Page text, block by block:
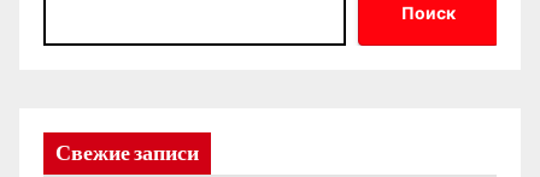
Поиск
Свежие записи